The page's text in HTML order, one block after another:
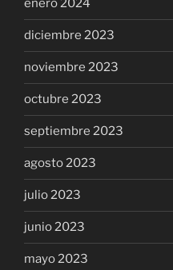
enero 2024
diciembre 2023
noviembre 2023
octubre 2023
septiembre 2023
agosto 2023
julio 2023
junio 2023
mayo 2023